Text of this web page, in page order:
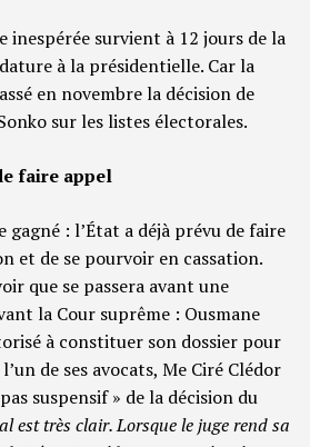
inespérée survient à 12 jours de la
à la présidentielle. Car la
en novembre la décision de
sur les listes électorales.
faire appel
gagné : l’État a déjà prévu de faire
et de se pourvoir en cassation.
que se passera avant une
la Cour suprême : Ousmane
à constituer son dossier pour
de ses avocats, Me Ciré Clédor
suspensif » de la décision du
est très clair. Lorsque le juge rend sa